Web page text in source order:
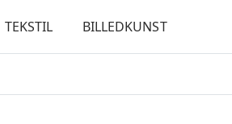
TEKSTIL BILLEDKUNST